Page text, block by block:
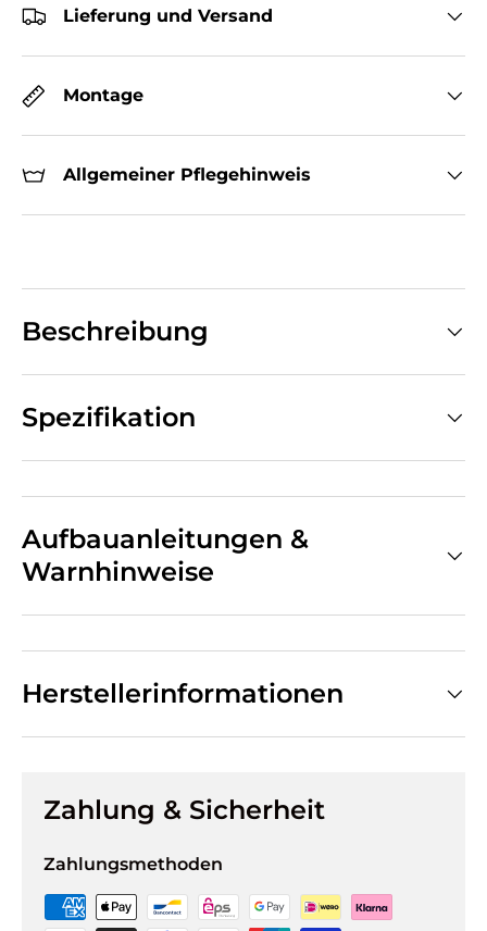
Lieferung und Versand
Montage
Allgemeiner Pflegehinweis
Beschreibung
Spezifikation
Aufbauanleitungen &
Warnhinweise
Herstellerinformationen
Zahlung & Sicherheit
Zahlungsmethoden